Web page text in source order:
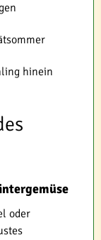
hinein
oder